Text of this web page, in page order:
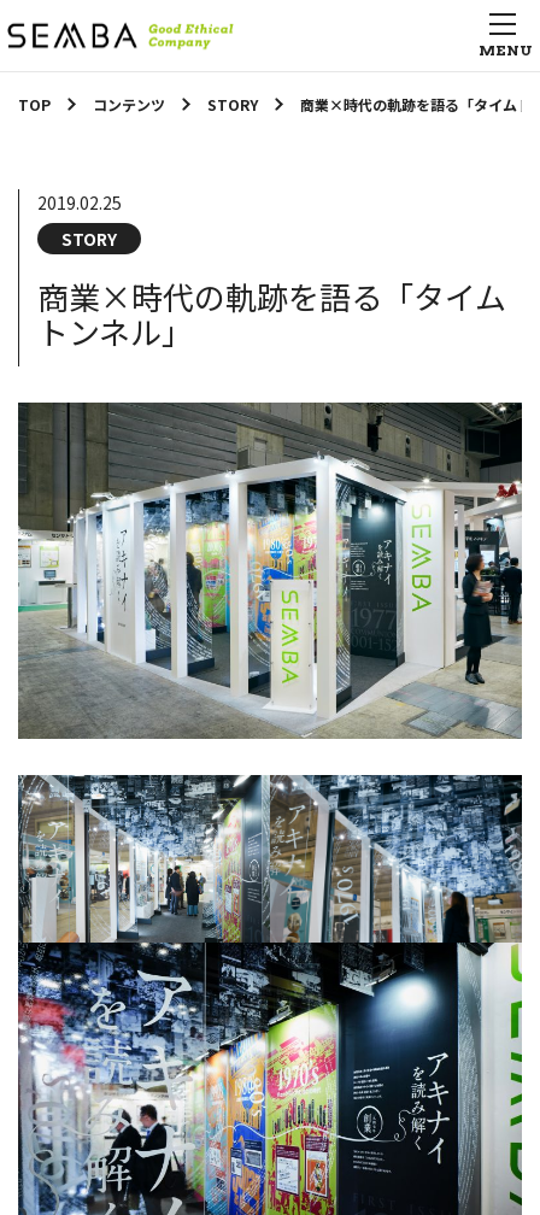
TOP コンテンツ STORY 商業×時代の軌跡を語る「タイムト
2019.02.25
STORY
商業×時代の軌跡を語る「タイム
トンネル」